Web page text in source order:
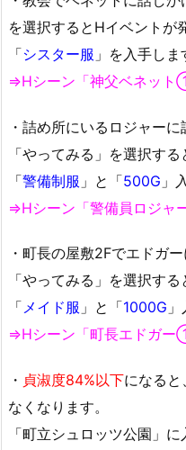
を選択するとHイベントが
「シスター服 」を入手しま
⇒Hシーン「神父ベネット
・詰め所にいるロジャー
「やってみる」を選択する
「警備制服 」と「500G 」
⇒Hシーン「警備員ロジャ
・町長の屋敷2Fでエドガ
「やってみる」を選択する
「メイド服 」と「1000G
⇒Hシーン「町長エドガー
・ 貞淑度84%以下になる
なくなります。
「町立シュロッツ公園」